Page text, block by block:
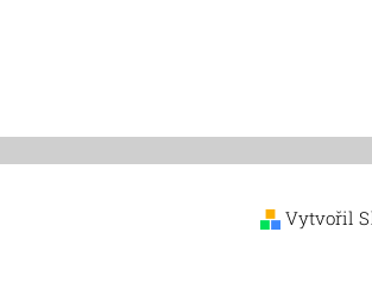
Vytvořil